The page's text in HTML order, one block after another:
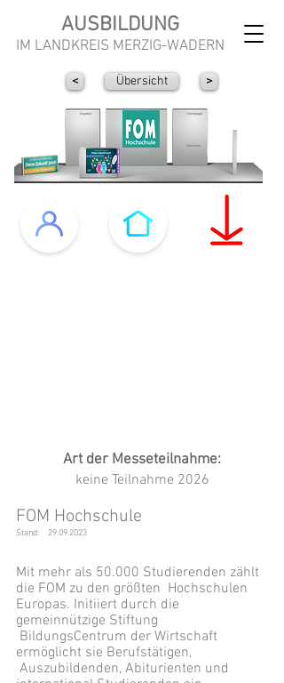
AUSBILDUNG
IM LANDKREIS MERZIG-WADERN
< Übersicht >
Angebot
Download
Homepage
Art der Messeteilnahme:
keine Teilnahme 2026
FOM Hochschule
Stand: 29.09.2023
Mit mehr als 50.000 Studierenden zählt
die FOM zu den größten Hochschulen
Europas. Initiiert durch die
gemeinnützige Stiftung
BildungsCentrum der Wirtschaft
ermöglicht sie Berufstätigen,
Auszubildenden, Abiturienten und